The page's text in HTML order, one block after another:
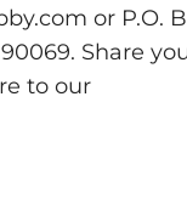
or P.O.
Share
to our